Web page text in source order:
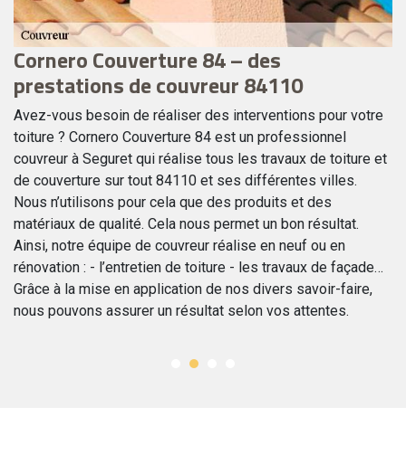
Cornero Couverture 84 – des
prestations de couvreur 84110
Avez-vous besoin de réaliser des interventions pour votre
toiture ? Cornero Couverture 84 est un professionnel
couvreur à Seguret qui réalise tous les travaux de toiture et
de couverture sur tout 84110 et ses différentes villes.
Nous n’utilisons pour cela que des produits et des
matériaux de qualité. Cela nous permet un bon résultat.
Ainsi, notre équipe de couvreur réalise en neuf ou en
rénovation : - l’entretien de toiture - les travaux de façade…
Grâce à la mise en application de nos divers savoir-faire,
nous pouvons assurer un résultat selon vos attentes.